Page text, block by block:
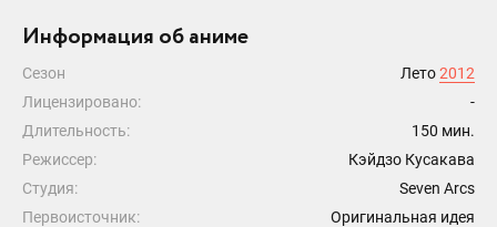
Информация об аниме
Сезон Лето2012
Лицензировано:
-
Длительность:
150 мин.
Режиссер:
Кэйдзо Кусакава
Студия:
Seven Arcs
Первоисточник:
Оригинальная идея